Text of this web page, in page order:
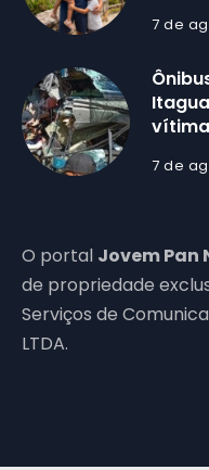
7 de
7 de
O portal Jovem Pan
de propriedade
Serviços de
LTDA.